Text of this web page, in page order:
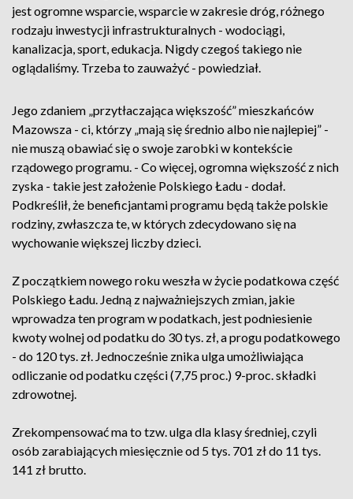
jest ogromne wsparcie, wsparcie w zakresie dróg, różnego
rodzaju inwestycji infrastrukturalnych - wodociągi,
kanalizacja, sport, edukacja. Nigdy czegoś takiego nie
oglądaliśmy. Trzeba to zauważyć - powiedział.
Jego zdaniem „przytłaczająca większość” mieszkańców
Mazowsza - ci, którzy „mają się średnio albo nie najlepiej” -
nie muszą obawiać się o swoje zarobki w kontekście
rządowego programu. - Co więcej, ogromna większość z nich
zyska - takie jest założenie Polskiego Ładu - dodał.
Podkreślił, że beneficjantami programu będą także polskie
rodziny, zwłaszcza te, w których zdecydowano się na
wychowanie większej liczby dzieci.
Z początkiem nowego roku weszła w życie podatkowa część
Polskiego Ładu. Jedną z najważniejszych zmian, jakie
wprowadza ten program w podatkach, jest podniesienie
kwoty wolnej od podatku do 30 tys. zł, a progu podatkowego
- do 120 tys. zł. Jednocześnie znika ulga umożliwiająca
odliczanie od podatku części (7,75 proc.) 9-proc. składki
zdrowotnej.
Zrekompensować ma to tzw. ulga dla klasy średniej, czyli
osób zarabiających miesięcznie od 5 tys. 701 zł do 11 tys.
141 zł brutto.